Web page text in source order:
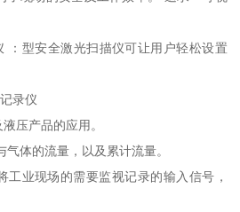
：型安全激光扫描仪可让用户轻松设置
录仪
压产品的应用。
体的流量，以及累计流量。
业现场的需要监视记录的输入信号，